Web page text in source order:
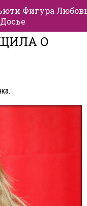
Фигура
Досье
О